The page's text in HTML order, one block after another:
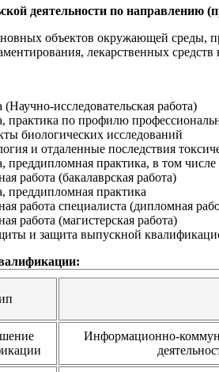
деятельности по направлению
объектов окружающей
лекарственных
исследовательская работа)
практика по профилю
биологических исследований
и отдаленные последствия
преддипломная практика, в том числе
работа (бакалаврская работа)
преддипломная практика
работа специалиста (дипломная
работа (магистерская работа)
и защита выпускной
Информационно-